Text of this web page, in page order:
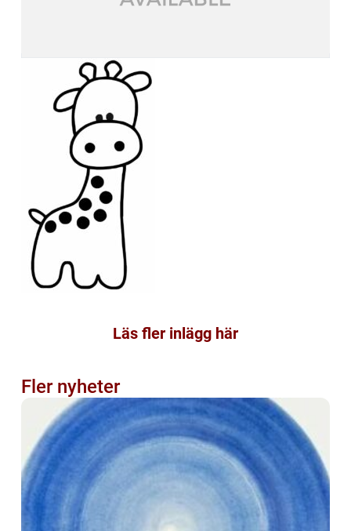
Läs fler inlägg här
Fler nyheter